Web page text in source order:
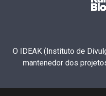
O IDEAK (Instituto de
mantenedor dos